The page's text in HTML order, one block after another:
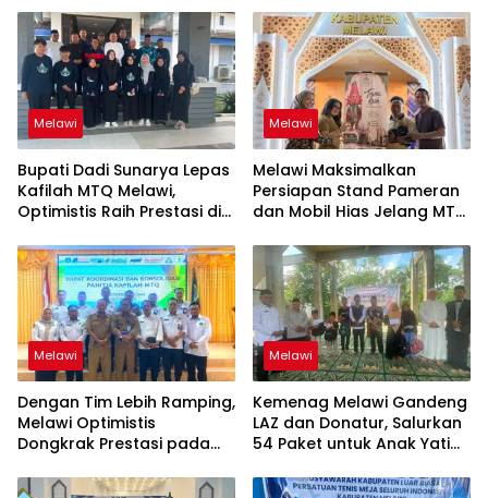
Melawi
Bupati Dadi Sunarya Lepas
Kafilah MTQ Melawi,
Optimistis Raih Prestasi di
Melawi
Melawi Maksimalkan
Persiapan Stand Pameran
dan Mobil Hias Jelang MTQ
Melawi
Dengan Tim Lebih Ramping,
Melawi Optimistis
Dongkrak Prestasi pada
Melawi
Kemenag Melawi Gandeng
LAZ dan Donatur, Salurkan
54 Paket untuk Anak Yatim
Disabilitas